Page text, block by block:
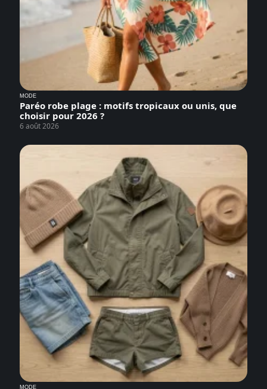
MODE
Paréo robe plage : motifs tropicaux ou unis, que
choisir pour 2026 ?
6 août 2026
MODE